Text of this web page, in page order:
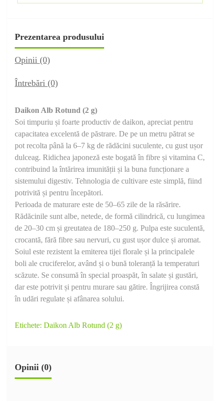
Prezentarea produsului
Opinii (0)
Întrebări (0)
Daikon Alb Rotund (2 g)
Soi timpuriu și foarte productiv de daikon, apreciat pentru
capacitatea excelentă de păstrare. De pe un metru pătrat se
pot recolta până la 6–7 kg de rădăcini suculente, cu gust ușor
dulceag. Ridichea japoneză este bogată în fibre și vitamina C,
contribuind la întărirea imunității și la buna funcționare a
sistemului digestiv. Tehnologia de cultivare este simplă, fiind
potrivită și pentru începători.
Perioada de maturare este de 50–65 zile de la răsărire.
Rădăcinile sunt albe, netede, de formă cilindrică, cu lungimea
de 20–30 cm și greutatea de 180–250 g. Pulpa este suculentă,
crocantă, fără fibre sau nervuri, cu gust ușor dulce și aromat.
Soiul este rezistent la emiterea tijei florale și la principalele
boli ale cruciferelor, având și o bună toleranță la temperaturi
scăzute. Se consumă în special proaspăt, în salate și gustări,
dar este potrivit și pentru murare sau gătire. Îngrijirea constă
în udări regulate și afânarea solului.
Etichete: Daikon Alb Rotund (2 g)
Opinii (0)